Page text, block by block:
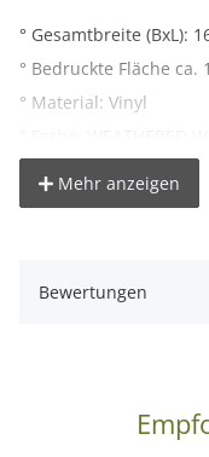
° Gesamtbreite (BxL):
° Bedruckte Fläche ca.
° Material: Vinyl
° Pappkern
Originalfarbton
Mehr anzeigen
Bewertungen